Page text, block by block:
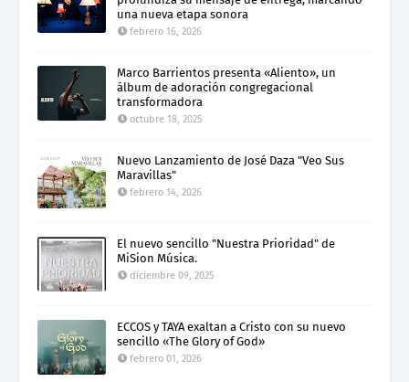
una nueva etapa sonora
febrero 16, 2026
Marco Barrientos presenta «Aliento», un
álbum de adoración congregacional
transformadora
octubre 18, 2025
Nuevo Lanzamiento de José Daza "Veo Sus
Maravillas"
febrero 14, 2026
El nuevo sencillo "Nuestra Prioridad" de
MiSion Música.
diciembre 09, 2025
ECCOS y TAYA exaltan a Cristo con su nuevo
sencillo «The Glory of God»
febrero 01, 2026